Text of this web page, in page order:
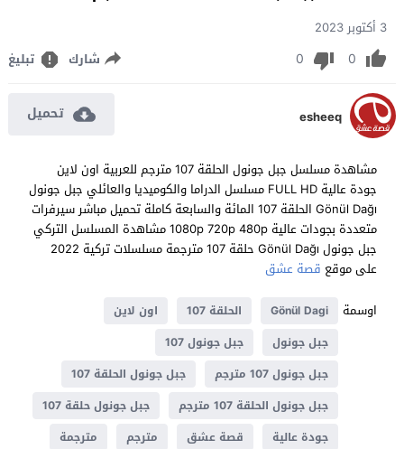
3 أكتوبر 2023
0
0 شارك تبليغ
esheeq تحميل
مشاهدة مسلسل جبل جونول الحلقة 107 مترجم للعربية اون لاين
جودة عالية FULL HD مسلسل الدراما والكوميديا والعائلي جبل جونول
Gönül Dağı الحلقة 107 المائة والسابعة كاملة تحميل مباشر سيرفرات
متعددة بجودات عالية 1080p 720p 480p مشاهدة المسلسل التركي
جبل جونول Gönül Dağı حلقة 107 مترجمة مسلسلات تركية 2022
على موقع قصة عشق
اوسمة
Gönül Dagi الحلقة 107
اون لاين
جبل جونول
جبل جونول 107
جبل جونول 107 مترجم
جبل جونول الحلقة 107
جبل جونول الحلقة 107 مترجم
جبل جونول حلقة 107
جودة عالية
قصة عشق مترجم
مترجمة